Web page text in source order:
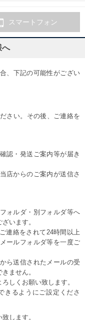
スマートフォン
へ
、下記の可能性がござい
さい。その後、ご連絡を
認・発送ご案内等が届き
店からのご案内が送信さ
ォルダ・別フォルダ等へ
います。
連絡をされて24時間以上
ールフォルダ等を一度ご
ら送信されたメールの受
ません。
しくお願い致します。
きるようにご設定くださ
します。